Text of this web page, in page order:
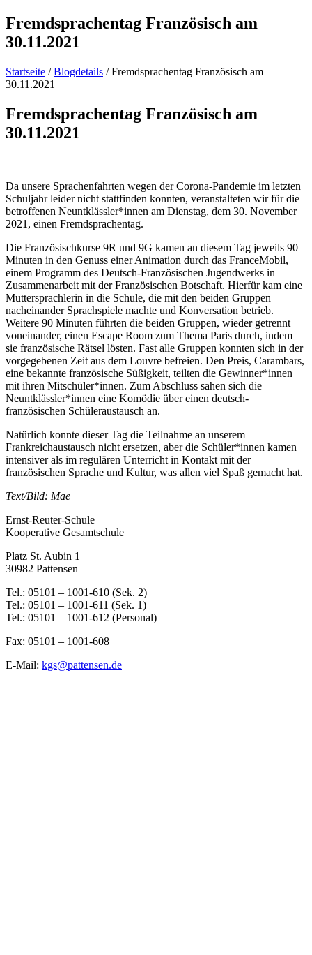
Fremdsprachentag Französisch am
30.11.2021
Startseite /Blogdetails /Fremdsprachentag Französisch am
30.11.2021
Fremdsprachentag Französisch am
30.11.2021
Da unsere Sprachenfahrten wegen der Corona-Pandemie im letzten
Schuljahr leider nicht stattfinden konnten, veranstalteten wir für die
betroffenen Neuntklässler*innen am Dienstag, dem 30. November
2021, einen Fremdsprachentag.
Die Französischkurse 9R und 9G kamen an diesem Tag jeweils 90
Minuten in den Genuss einer Animation durch das FranceMobil,
einem Programm des Deutsch-Französischen Jugendwerks in
Zusammenarbeit mit der Französischen Botschaft. Hierfür kam eine
Muttersprachlerin in die Schule, die mit den beiden Gruppen
nacheinander Sprachspiele machte und Konversation betrieb.
Weitere 90 Minuten führten die beiden Gruppen, wieder getrennt
voneinander, einen Escape Room zum Thema Paris durch, indem
sie französische Rätsel lösten. Fast alle Gruppen konnten sich in der
vorgegebenen Zeit aus dem Louvre befreien. Den Preis, Carambars,
eine bekannte französische Süßigkeit, teilten die Gewinner*innen
mit ihren Mitschüler*innen. Zum Abschluss sahen sich die
Neuntklässler*innen eine Komödie über einen deutsch-
französischen Schüleraustausch an.
Natürlich konnte dieser Tag die Teilnahme an unserem
Frankreichaustausch nicht ersetzen, aber die Schüler*innen kamen
intensiver als im regulären Unterricht in Kontakt mit der
französischen Sprache und Kultur, was allen viel Spaß gemacht hat.
Text/Bild: Mae
Ernst-Reuter-Schule
Kooperative Gesamtschule
Platz St. Aubin 1
30982 Pattensen
Tel.: 05101 – 1001-610 (Sek. 2)
Tel.: 05101 – 1001-611 (Sek. 1)
Tel.: 05101 – 1001-612 (Personal)
Fax: 05101 – 1001-608
E-Mail: kgs@pattensen.de